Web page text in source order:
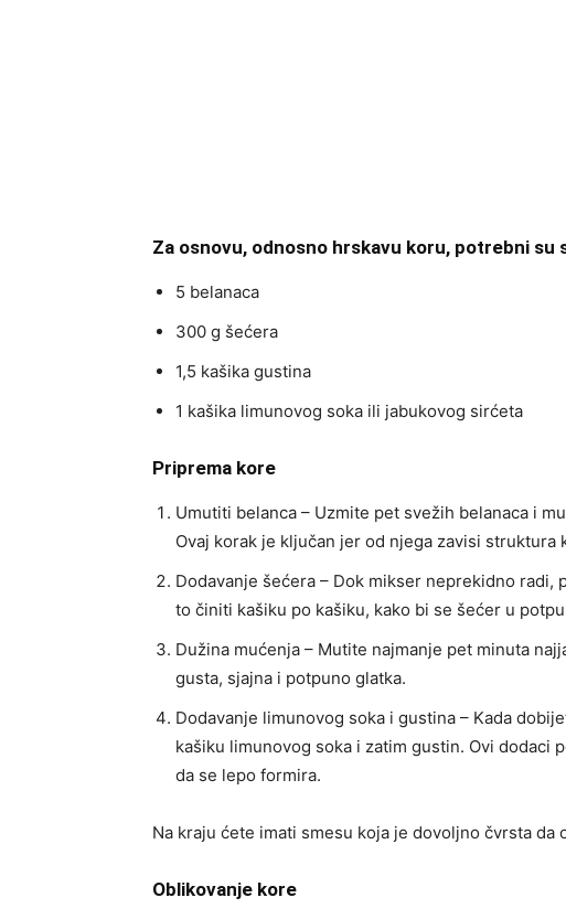
Za osnovu, odnosno hrskavu koru, potrebni su
5 belanaca
300 g šećera
1,5 kašika gustina
1 kašika limunovog soka ili jabukovog sirćeta
Priprema kore
Umutiti belanca – Uzmite pet svežih belanaca i
Ovaj korak je ključan jer od njega zavisi struktura
Dodavanje šećera – Dok mikser neprekidno
to činiti kašiku po kašiku, kako bi se šećer u
Dužina mućenja – Mutite najmanje pet minuta
gusta, sjajna i potpuno glatka.
Dodavanje limunovog soka i gustina – Kada
kašiku limunovog soka i zatim gustin. Ovi dodaci
da se lepo formira.
Na kraju ćete imati smesu koja je dovoljno čvrsta da
Oblikovanje kore